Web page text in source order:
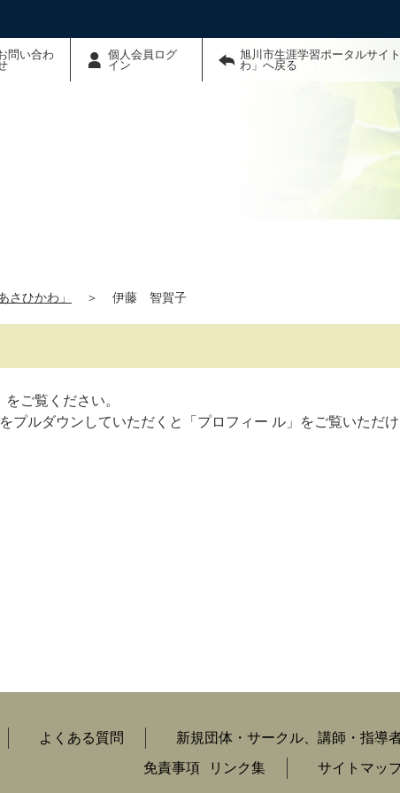
問い合わ
個人会員ログ
イン
旭川市生涯学習ポータルサイ
わ」へ戻る
さひかわ」 ＞ 伊藤 智賀子
ご覧ください。
ルダウンしていただくと「プロフィー ル」をご覧いただけ
よくある質問 新規団体・サークル、講師・指導
免責事項
リンク集 サイトマッ